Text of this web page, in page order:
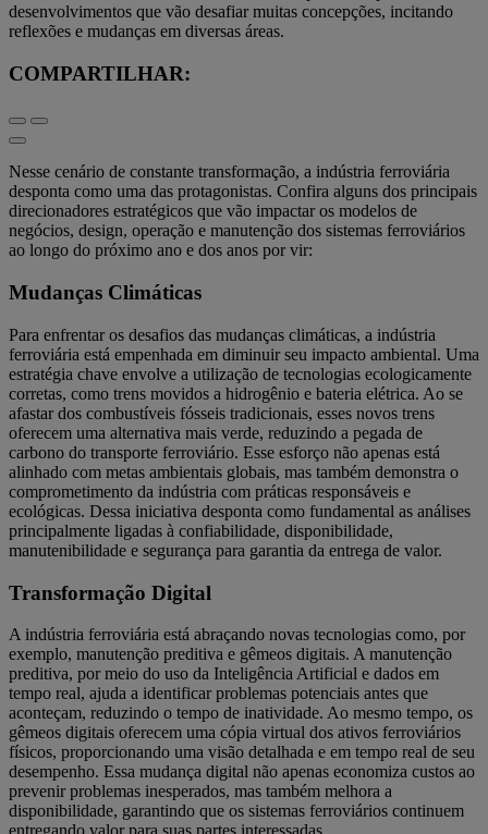
desenvolvimentos que vão desafiar muitas concepções, incitando
reflexões e mudanças em diversas áreas.
COMPARTILHAR:
Nesse cenário de constante transformação, a indústria ferroviária
desponta como uma das protagonistas. Confira alguns dos principais
direcionadores estratégicos que vão impactar os modelos de
negócios, design, operação e manutenção dos sistemas ferroviários
ao longo do próximo ano e dos anos por vir:
Mudanças Climáticas
Para enfrentar os desafios das mudanças climáticas, a indústria
ferroviária está empenhada em diminuir seu impacto ambiental. Uma
estratégia chave envolve a utilização de tecnologias ecologicamente
corretas, como trens movidos a hidrogênio e bateria elétrica. Ao se
afastar dos combustíveis fósseis tradicionais, esses novos trens
oferecem uma alternativa mais verde, reduzindo a pegada de
carbono do transporte ferroviário. Esse esforço não apenas está
alinhado com metas ambientais globais, mas também demonstra o
comprometimento da indústria com práticas responsáveis e
ecológicas. Dessa iniciativa desponta como fundamental as análises
principalmente ligadas à confiabilidade, disponibilidade,
manutenibilidade e segurança para garantia da entrega de valor.
Transformação Digital
A indústria ferroviária está abraçando novas tecnologias como, por
exemplo, manutenção preditiva e gêmeos digitais. A manutenção
preditiva, por meio do uso da Inteligência Artificial e dados em
tempo real, ajuda a identificar problemas potenciais antes que
aconteçam, reduzindo o tempo de inatividade. Ao mesmo tempo, os
gêmeos digitais oferecem uma cópia virtual dos ativos ferroviários
físicos, proporcionando uma visão detalhada e em tempo real de seu
desempenho. Essa mudança digital não apenas economiza custos ao
prevenir problemas inesperados, mas também melhora a
disponibilidade, garantindo que os sistemas ferroviários continuem